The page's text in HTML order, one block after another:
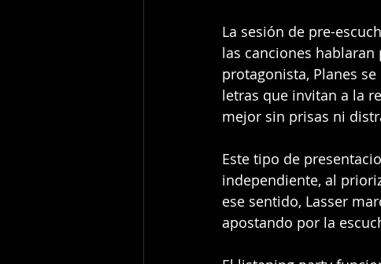
La sesión de pre-
las canciones
protagonista, Planes
letras que invitan a la
mejor sin prisas ni
Este tipo de
independiente, al
ese sentido, Lasser
apostando por la